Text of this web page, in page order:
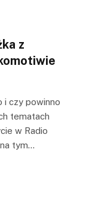
z
i czy powinno
tematach
w Radio
tym…